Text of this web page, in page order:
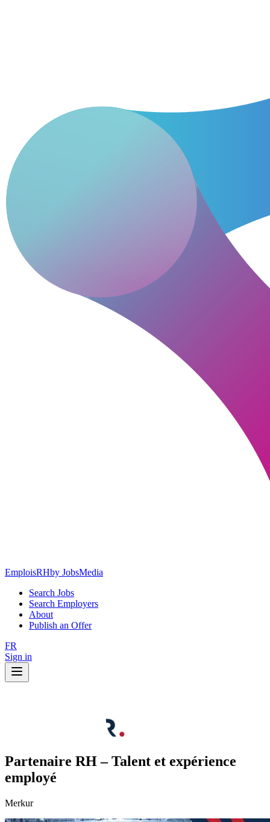
EmploisRHby JobsMedia
Search Jobs
Search Employers
About
Publish an Offer
FR
Sign in
Partenaire RH – Talent et expérience
employé
Merkur